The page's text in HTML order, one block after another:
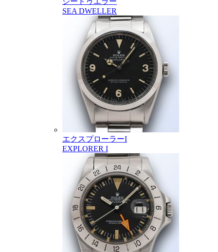
SEA DWELLER
エクスプローラーI
EXPLORER I